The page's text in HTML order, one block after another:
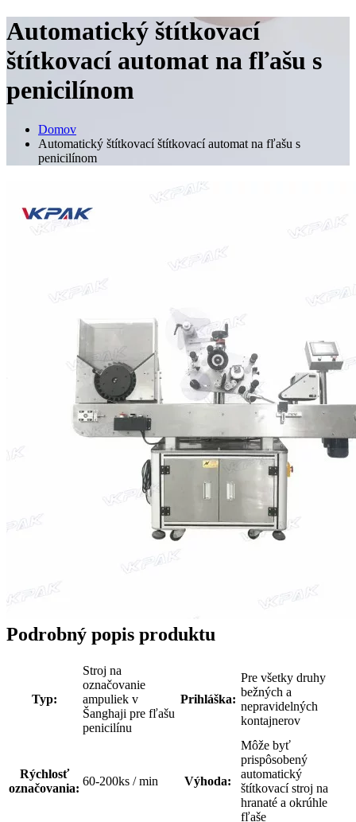
Automatický štítkovací
štítkovací automat na fľašu s
penicilínom
Domov
Automatický štítkovací štítkovací automat na fľašu s
penicilínom
Podrobný popis produktu
Typ:
Stroj na
označovanie
ampuliek v
Šanghaji pre fľašu
penicilínu
Prihláška:
Pre všetky druhy
bežných a
nepravidelných
kontajnerov
Rýchlosť
označovania:
60-200ks / min Výhoda:
Môže byť
prispôsobený
automatický
štítkovací stroj na
hranaté a okrúhle
fľaše